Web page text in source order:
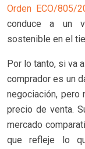
Orden ECO/805/
conduce a un
sostenible en el
Por lo tanto, si va
comprador es un
negociación, pero
precio de venta.
mercado
que refleje lo